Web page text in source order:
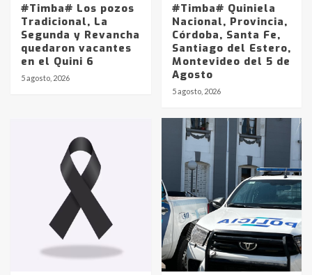
#Timba# Los pozos
Tradicional, La
Segunda y Revancha
quedaron vacantes
en el Quini 6
5 agosto, 2026
#Timba# Quiniela
Nacional, Provincia,
Córdoba, Santa Fe,
Santiago del Estero,
Montevideo del 5 de
Agosto
5 agosto, 2026
Identidad de los adolescentes
pampeanos que fueron
en la mañana del lunes
Accidente en Ruta 5: falleció un
joven de Trenque Lauquen
Los precios de los combustibles en
La Pampa, desde YPF hasta Axion
entre 857 a 1338 pesos